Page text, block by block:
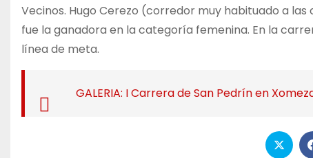
Vecinos. Hugo Cerezo (corredor muy habituado a
fue la ganadora en la categoría femenina. En la
línea de meta.
GALERIA: I Carrera de San Pedrín en